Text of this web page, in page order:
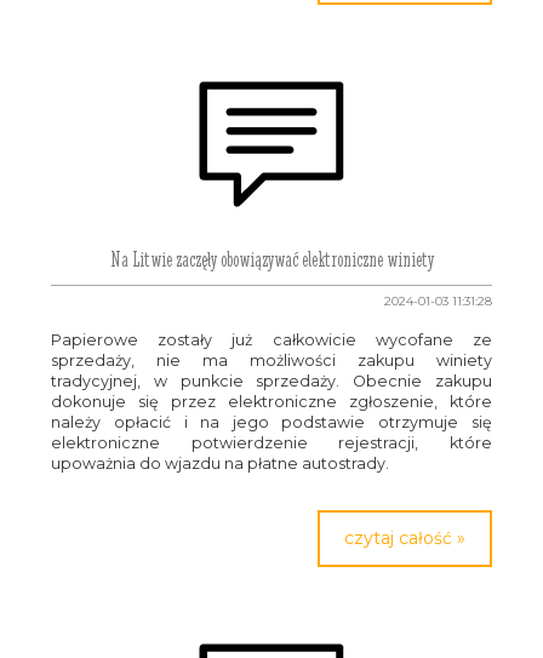
Na Litwie zaczęły obowiązywać elektroniczne winiety
2024-01-03 11:31:28
Papierowe zostały już całkowicie wycofane ze
sprzedaży, nie ma możliwości zakupu winiety
tradycyjnej, w punkcie sprzedaży. Obecnie zakupu
dokonuje się przez elektroniczne zgłoszenie, które
należy opłacić i na jego podstawie otrzymuje się
elektroniczne potwierdzenie rejestracji, które
upoważnia do wjazdu na płatne autostrady.
czytaj całość »